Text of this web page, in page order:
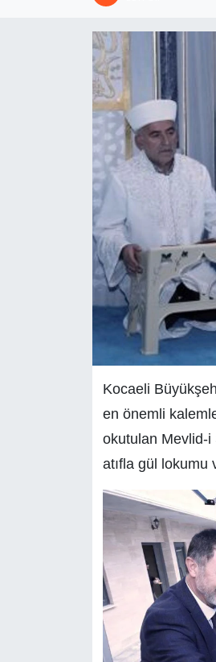
Kocaeli
en önemli
okutulan Mevlid-i
atıfla gül lokumu